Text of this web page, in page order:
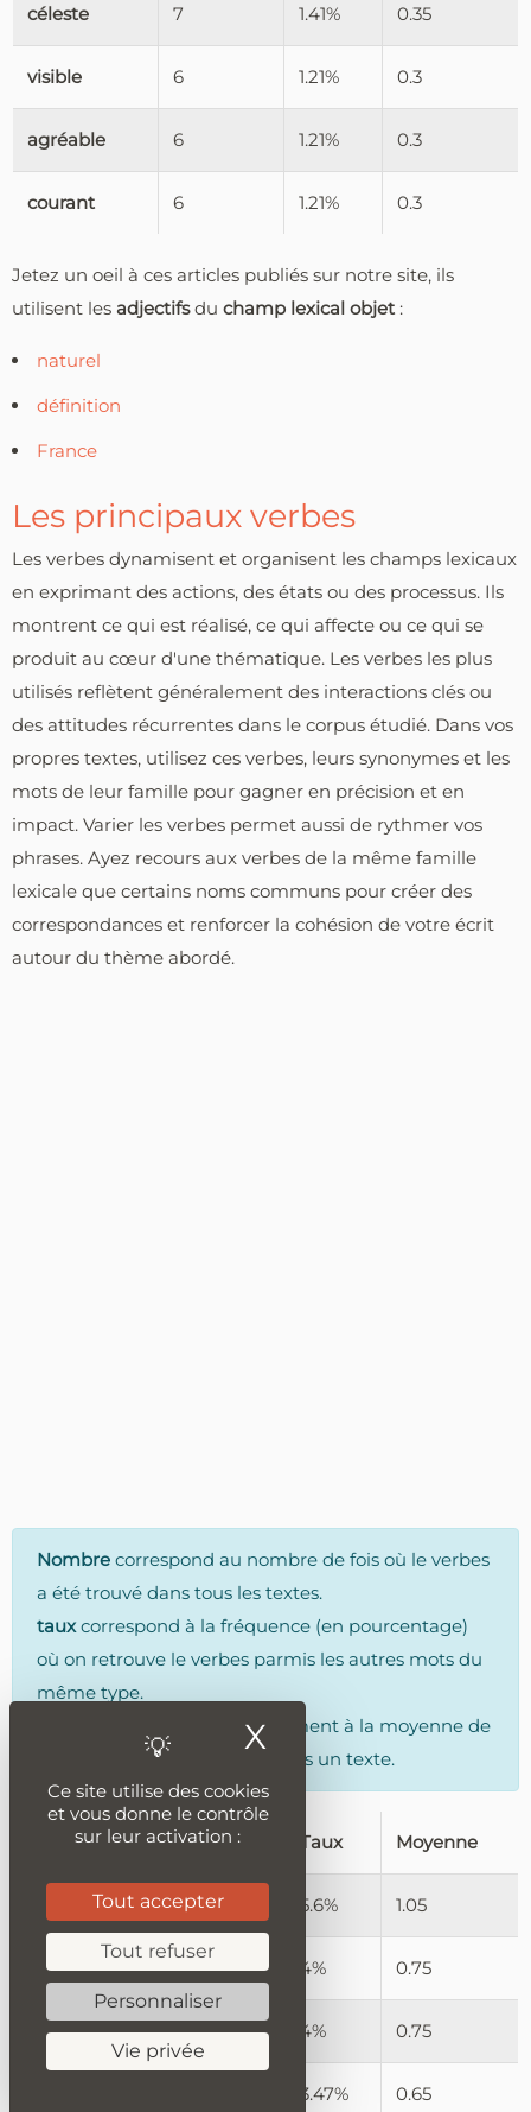
céleste 7 1.41% 0.35
visible 6 1.21% 0.3
agréable 6 1.21% 0.3
courant 6 1.21% 0.3
Jetez un oeil à ces articles publiés sur notre site, ils
utilisent les adjectifsdu champ lexical objet :
naturel
définition
France
Les principaux verbes
Les verbes dynamisent et organisent les champs lexicaux
en exprimant des actions, des états ou des processus. Ils
montrent ce qui est réalisé, ce qui affecte ou ce qui se
produit au cœur d'une thématique. Les verbes les plus
utilisés reflètent généralement des interactions clés ou
des attitudes récurrentes dans le corpus étudié. Dans vos
propres textes, utilisez ces verbes, leurs synonymes et les
mots de leur famille pour gagner en précision et en
impact. Varier les verbes permet aussi de rythmer vos
phrases. Ayez recours aux verbes de la même famille
lexicale que certains noms communs pour créer des
correspondances et renforcer la cohésion de votre écrit
autour du thème abordé.
Nombre correspond au nombre de fois où le verbes
a été trouvé dans tous les textes.
tauxcorrespond à la fréquence (en pourcentage)
où on retrouve le verbes parmis les autres mots du
même type.
, correspond simplement à la moyenne de
fois où on trouve le verbes dans un texte.
verbes Nombre Taux Moyenne
21 5.6% 1.05
devenir 15 4% 0.75
aimer 15 4% 0.75
3.47% 0.65
Ce site utilise des cookies
et vous donne le contrôle
sur leur activation :
Tout accepter
Tout refuser
Personnaliser
Vie privée
X Masquer le